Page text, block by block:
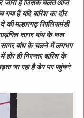
जारी है जिसके चलते आज
है यदि बारिश का दौर
की मल्हारगढ़ पिपलियामंडी
सागर बांध के जल
सागर बांध के चलने में लगभग
ही निरन्तर बारिश के
जा रहा है डेम पर पहुंचने